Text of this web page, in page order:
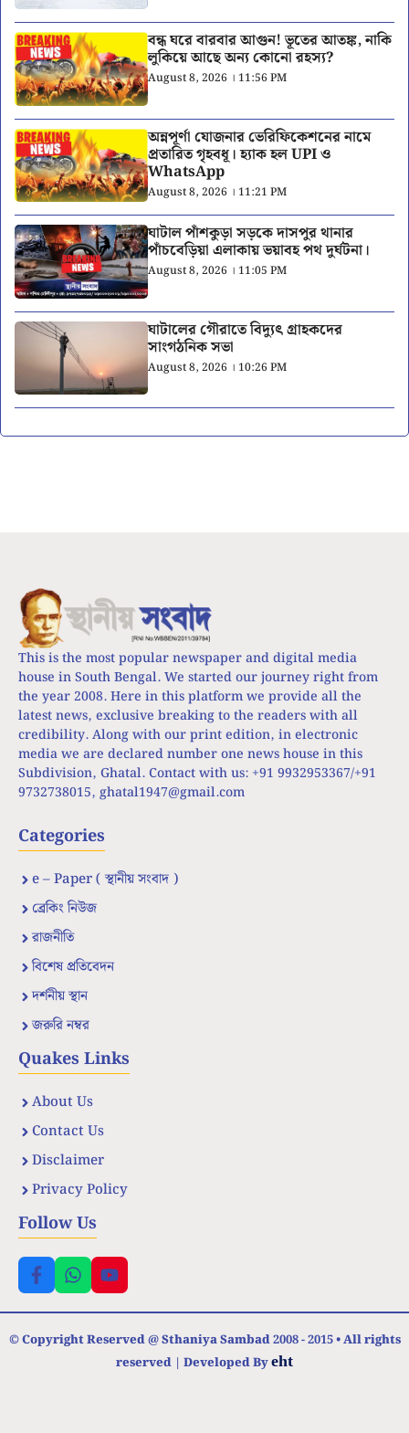
বন্ধ ঘরে বারবার আগুন! ভূতের আতঙ্ক, নাকি
লুকিয়ে আছে অন্য কোনো রহস্য?
August 8, 2026 । 11:56 PM
অন্নপূর্ণা যোজনার ভেরিফিকেশনের নামে
প্রতারিত গৃহবধূ। হ্যাক হল UPI ও
WhatsApp
August 8, 2026 । 11:21 PM
ঘাটাল পাঁশকুড়া সড়কে দাসপুর থানার
পাঁচবেড়িয়া এলাকায় ভয়াবহ পথ দুর্ঘটনা।
August 8, 2026 । 11:05 PM
ঘাটালের গৌরাতে বিদ্যুৎ গ্রাহকদের
সাংগঠনিক সভা
August 8, 2026 । 10:26 PM
This is the most popular newspaper and digital media
house in South Bengal. We started our journey right from
the year 2008. Here in this platform we provide all the
latest news, exclusive breaking to the readers with all
credibility. Along with our print edition, in electronic
media we are declared number one news house in this
Subdivision, Ghatal. Contact with us: +91 9932953367/+91
9732738015, ghatal1947@gmail.com
Categories
e – Paper ( স্থানীয় সংবাদ )
ব্রেকিং নিউজ
রাজনীতি
বিশেষ প্রতিবেদন
দর্শনীয় স্থান
জরুরি নম্বর
Quakes Links
About Us
Contact Us
Disclaimer
Privacy Policy
Follow Us
© Copyright Reserved @ Sthaniya Sambad 2008 - 2015 • All rights
reserved | Developed Byeht